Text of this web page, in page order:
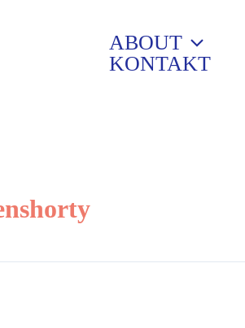
ABOUT
KONTAKT